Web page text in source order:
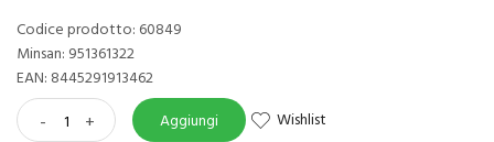
Codice prodotto: 60849
Minsan: 951361322
EAN: 8445291913462
- + Aggiungi Wishlist